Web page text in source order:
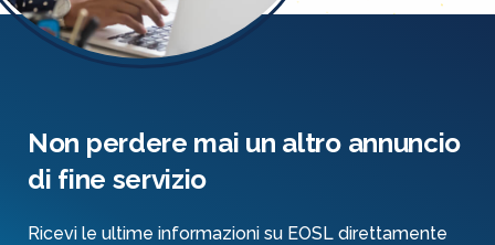
Non perdere mai un altro annuncio
di fine servizio
Ricevi le ultime informazioni su EOSL direttamente